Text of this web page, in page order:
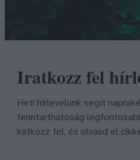
Iratkozz fel
Heti hírlevelünk segít
fenntarthatóság
iratkozz fel, és olvasd el